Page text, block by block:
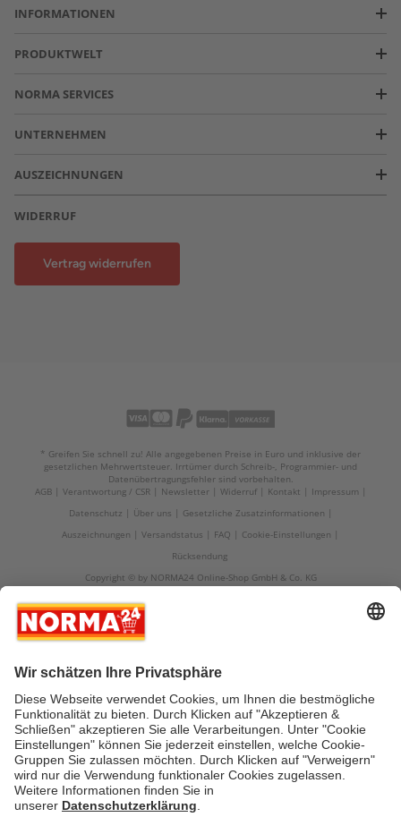
INFORMATIONEN
PRODUKTWELT
NORMA SERVICES
UNTERNEHMEN
AUSZEICHNUNGEN
WIDERRUF
Vertrag widerrufen
* Greifen Sie schnell zu! Alle angegebenen Preise in Euro und inklusive der
gesetzlichen Mehrwertsteuer. Irrtümer durch Schreib-, Programmier- und
Datenübertragungsfehler sind vorbehalten.
AGB
Verantwortung / CSR Newsletter Widerruf Kontakt
Impressum
Datenschutz
Über uns
Gesetzliche Zusatzinformationen
Auszeichnungen
Versandstatus FAQ
Cookie-Einstellungen
Rücksendung
Copyright © by NORMA24 Online-Shop GmbH & Co. KG